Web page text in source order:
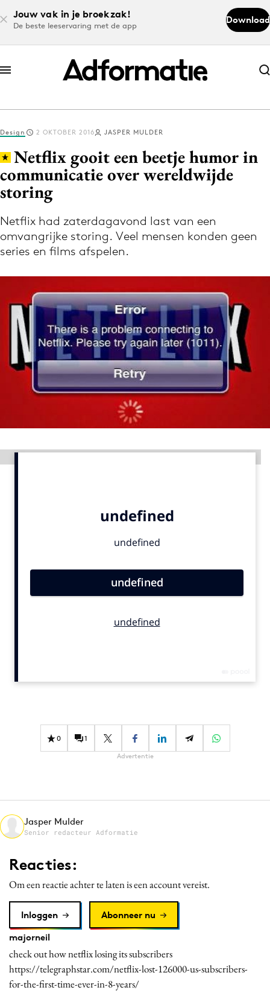
Jouw vak in je broekzak!
De beste leeservaring met de app
Download
Abonneer nu
Abonneer nu
Log in
Volg het laatste nieuws via de Adformatie
Nieuws app
Menu
Home
9 sept: GenAI-training
12 nov: MarketingLive!
Adverteren
Vacatures
Campagnes
Design
Gedragsverandering
Media
Merkstrategie
PR
Programmatic
Reputatie & crisis
Design 2 OKTOBER 2016 JASPER MULDER
Netflix gooit een beetje humor in
communicatie over wereldwijde
storing
Netflix had zaterdagavond last van een
omvangrijke storing. Veel mensen konden geen
series en films afspelen.
0 1
Advertentie
Jasper Mulder
Senior redacteur Adformatie
Reacties:
Om een reactie achter te laten is een account vereist.
Inloggen
Abonneer nu
majorneil
check out how netflix losing its subscribers
https://telegraphstar.com/netflix-lost-126000-us-subscribers-
for-the-first-time-ever-in-8-years/